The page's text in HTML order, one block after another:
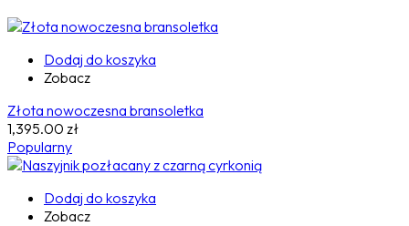
Dodaj do koszyka
Zobacz
Złota nowoczesna bransoletka
1,395.00 zł
Popularny
Dodaj do koszyka
Zobacz